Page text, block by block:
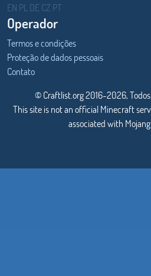
EN PL DECZ PT
Operador
Termos e condições
Proteção de dados pessoais
Contato
© Craftlist.org 2016-2026, Todos
This site is not an official Minecraft
associated with